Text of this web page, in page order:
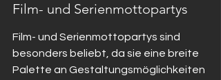
Film- und Serienmottopartys
Film- und Serienmottopartys sind
besonders beliebt, da sie eine breite
Palette an Gestaltungsmöglichkeiten